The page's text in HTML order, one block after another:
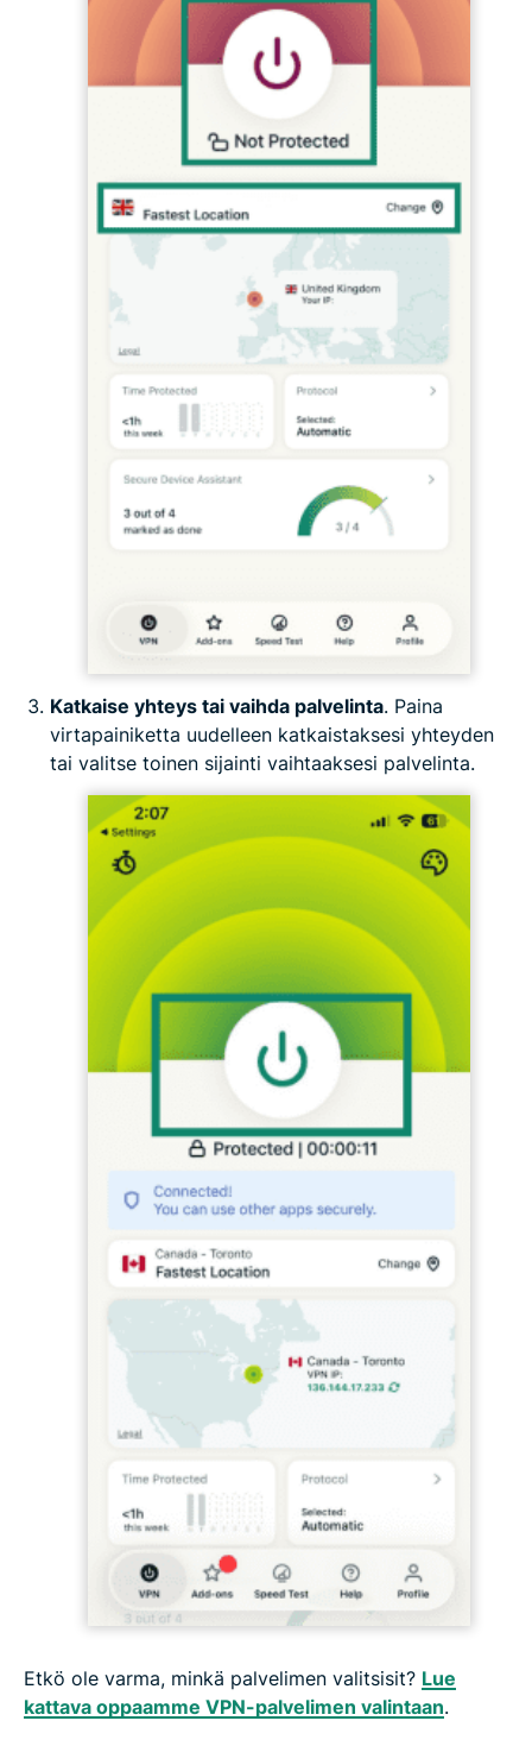
Katkaise yhteys tai vaihda palvelinta. Paina
virtapainiketta uudelleen katkaistaksesi yhteyden
tai valitse toinen sijainti vaihtaaksesi palvelinta.
Etkö ole varma, minkä palvelimen valitsisit? Lue
kattava oppaamme VPN-palvelimen valintaan.